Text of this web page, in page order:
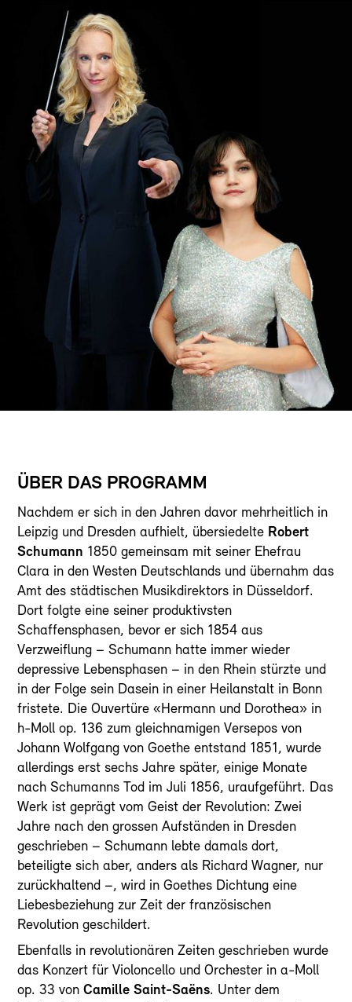
DISKOGRAFIE
MEDIENECHO
MITTEILUNGEN
MEDIENSTELLE
SHOP
IHR ENGAGEMENT
PARTNER*IN
SPENDEN
ÜBER DAS PROGRAMM
Nachdem er sich in den Jahren davor mehrheitlich in
Leipzig und Dresden aufhielt, übersiedelte Robert
Schumann 1850 gemeinsam mit seiner Ehefrau
Clara in den Westen Deutschlands und übernahm das
Amt des städtischen Musikdirektors in Düsseldorf.
Dort folgte eine seiner produktivsten
Schaffensphasen, bevor er sich 1854 aus
Verzweiflung – Schumann hatte immer wieder
depressive Lebensphasen – in den Rhein stürzte und
in der Folge sein Dasein in einer Heilanstalt in Bonn
fristete. Die Ouvertüre «Hermann und Dorothea» in
h-Moll op. 136 zum gleichnamigen Versepos von
Johann Wolfgang von Goethe entstand 1851, wurde
allerdings erst sechs Jahre später, einige Monate
nach Schumanns Tod im Juli 1856, uraufgeführt. Das
Werk ist geprägt vom Geist der Revolution: Zwei
Jahre nach den grossen Aufständen in Dresden
geschrieben – Schumann lebte damals dort,
beteiligte sich aber, anders als Richard Wagner, nur
zurückhaltend –, wird in Goethes Dichtung eine
Liebesbeziehung zur Zeit der französischen
Revolution geschildert.
Ebenfalls in revolutionären Zeiten geschrieben wurde
das Konzert für Violoncello und Orchester in a-Moll
op. 33 vonCamille Saint-Saëns. Unter dem